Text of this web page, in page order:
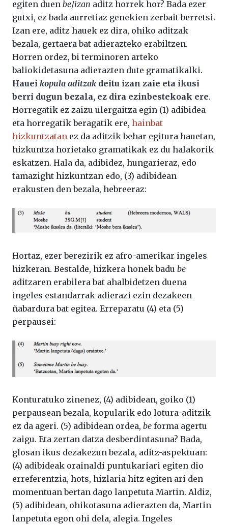
egiten duen be/izan aditz horrek hor? Bada ezer
gutxi, ez bada aurretiaz genekien zerbait berretsi.
Izan ere, aditz hauek ez dira, ohiko aditzak
bezala, gertaera bat adierazteko erabiltzen.
Horren ordez, bi terminoren arteko
baliokidetasuna adierazten dute gramatikalki.
Hauei kopula aditzak deitu izan zaie eta ikusi
berri dugun bezala, ez dira ezinbestekoak ere.
Horregatik ez zaizu ulergaitza egin (1) adibidea
eta horregatik beragatik ere, hainbat
hizkuntzatan ez da aditzik behar egitura hauetan,
hizkuntza horietako gramatikak ez du halakorik
eskatzen. Hala da, adibidez, hungarieraz, edo
tamazight hizkuntzan edo, (3) adibidean
erakusten den bezala, hebreeraz:
Hortaz, ezer berezirik ez afro-amerikar ingeles
hizkeran. Bestalde, hizkera honek badu be
aditzaren erabilera bat ahalbidetzen duena
ingeles estandarrak adierazi ezin dezakeen
ñabardura bat egitea. Erreparatu (4) eta (5)
perpausei:
Konturatuko zinenez, (4) adibidean, goiko (1)
perpausean bezala, kopularik edo lotura-aditzik
ez da ageri. (5) adibidean ordea, be forma agertu
zaigu. Eta zertan datza desberdintasuna? Bada,
glosan ikus dezakezun bezala, aditz-aspektuan:
(4) adibideak orainaldi puntukariari egiten dio
erreferentzia, hots, hizlaria hitz egiten ari den
momentuan bertan dago lanpetuta Martin. Aldiz,
(5) adibidean, ohikotasuna adierazten da, Martin
lanpetuta egon ohi dela, alegia. Ingeles